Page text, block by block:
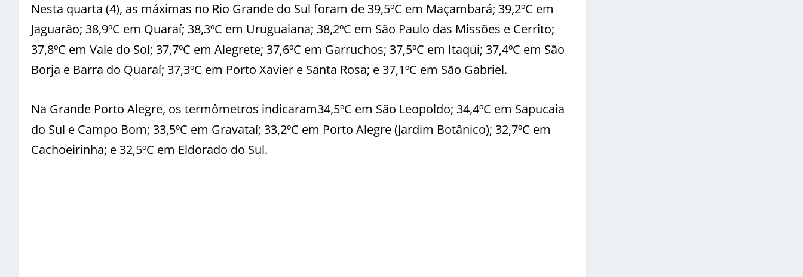
Nesta quarta (4), as máximas no Rio Grande do Sul foram de 39,5ºC em Maçambará; 39,2ºC em
Jaguarão; 38,9ºC em Quaraí; 38,3ºC em Uruguaiana; 38,2ºC em São Paulo das Missões e Cerrito;
37,8ºC em Vale do Sol; 37,7ºC em Alegrete; 37,6ºC em Garruchos; 37,5ºC em Itaqui; 37,4ºC em São
Borja e Barra do Quaraí; 37,3ºC em Porto Xavier e Santa Rosa; e 37,1ºC em São Gabriel.
Na Grande Porto Alegre, os termômetros indicaram34,5ºC em São Leopoldo; 34,4ºC em Sapucaia
do Sul e Campo Bom; 33,5ºC em Gravataí; 33,2ºC em Porto Alegre (Jardim Botânico); 32,7ºC em
Cachoeirinha; e 32,5ºC em Eldorado do Sul.